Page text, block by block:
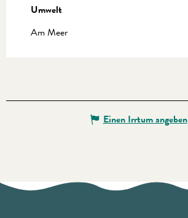
Umwelt
Umwelt
Am Meer
Einen Irrtum angeben